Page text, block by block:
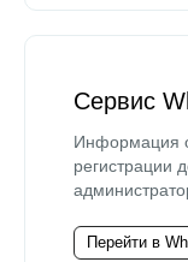
Сервис
Информация
регистрации
Перейти в